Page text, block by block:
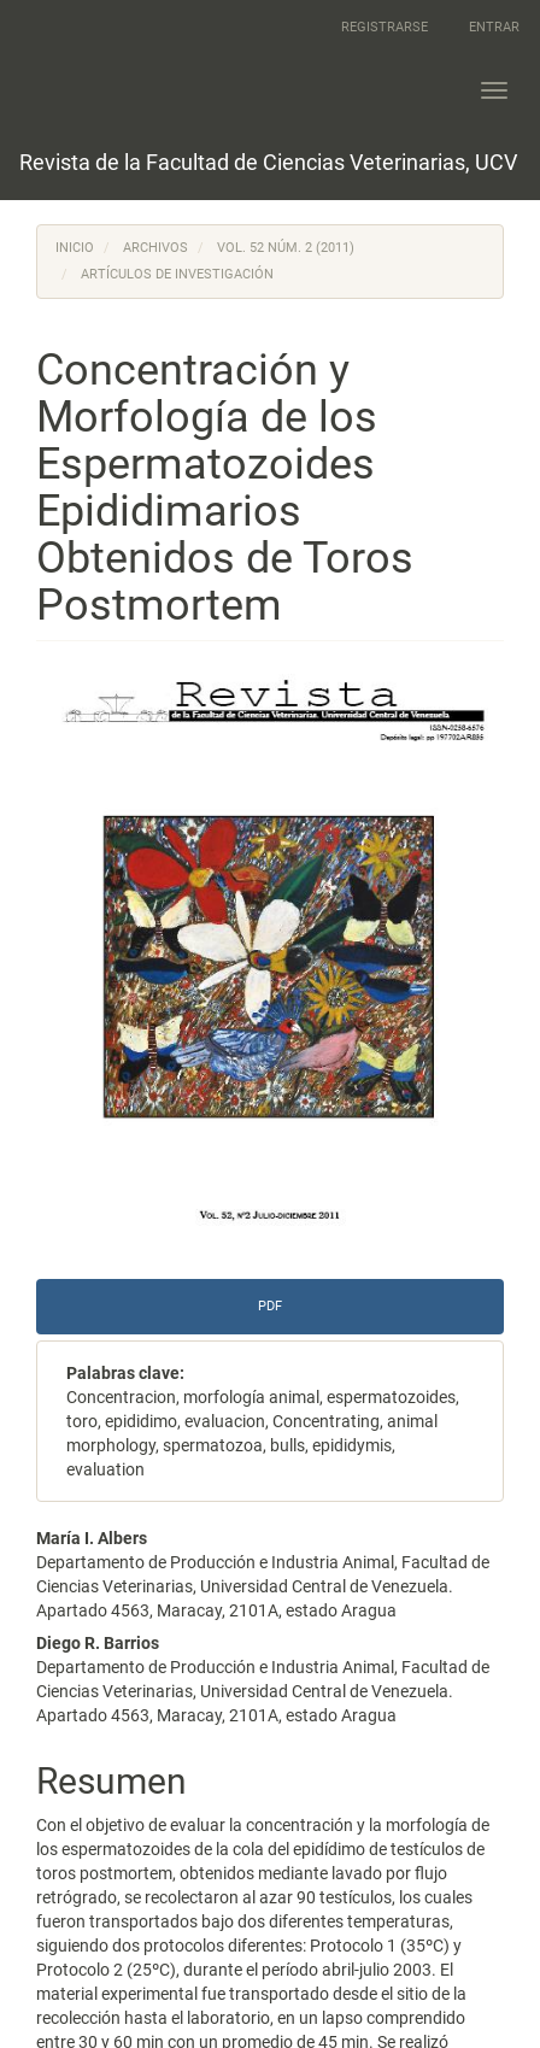
REGISTRARSE ENTRAR
Revista de la Facultad de Ciencias Veterinarias, UCV
INICIO ARCHIVOS
VOL. 52 NÚM. 2 (2011)
ARTÍCULOS DE INVESTIGACIÓN
Concentración y
Morfología de los
Espermatozoides
Epididimarios
Obtenidos de Toros
Postmortem
Barra
lateral
artículo
PDF
Palabras clave:
Concentracion, morfología animal, espermatozoides,
toro, epididimo, evaluacion, Concentrating, animal
morphology, spermatozoa, bulls, epididymis,
evaluation
Contenido
principal
del
artículo
María I. Albers
Departamento de Producción e Industria Animal, Facultad de
Ciencias Veterinarias, Universidad Central de Venezuela.
Apartado 4563, Maracay, 2101A, estado Aragua
Diego R. Barrios
Departamento de Producción e Industria Animal, Facultad de
Ciencias Veterinarias, Universidad Central de Venezuela.
Apartado 4563, Maracay, 2101A, estado Aragua
Resumen
Con el objetivo de evaluar la concentración y la morfología de
los espermatozoides de la cola del epidídimo de testículos de
toros postmortem, obtenidos mediante lavado por flujo
retrógrado, se recolectaron al azar 90 testículos, los cuales
fueron transportados bajo dos diferentes temperaturas,
siguiendo dos protocolos diferentes: Protocolo 1 (35ºC) y
Protocolo 2 (25ºC), durante el período abril-julio 2003. El
material experimental fue transportado desde el sitio de la
recolección hasta el laboratorio, en un lapso comprendido
entre 30 y 60 min con un promedio de 45 min. Se realizó